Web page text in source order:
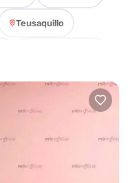
Teusaquillo
Ciudad Bolívar